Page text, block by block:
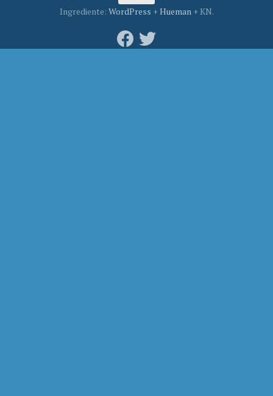
Ingrediente: WordPress +Hueman + KN.